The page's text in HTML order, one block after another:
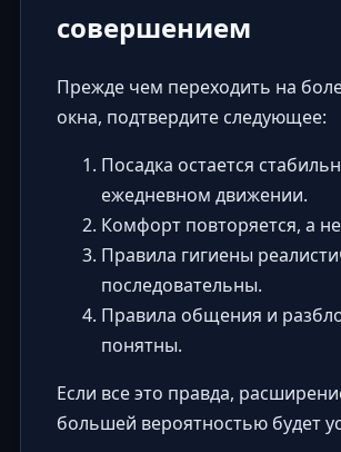
совершением
Прежде чем переходить на
окна, подтвердите следующее:
Посадка остается
ежедневном движении.
Комфорт повторяется, а
Правила гигиены
последовательны.
Правила общения и
понятны.
Если все это правда,
большей вероятностью будет